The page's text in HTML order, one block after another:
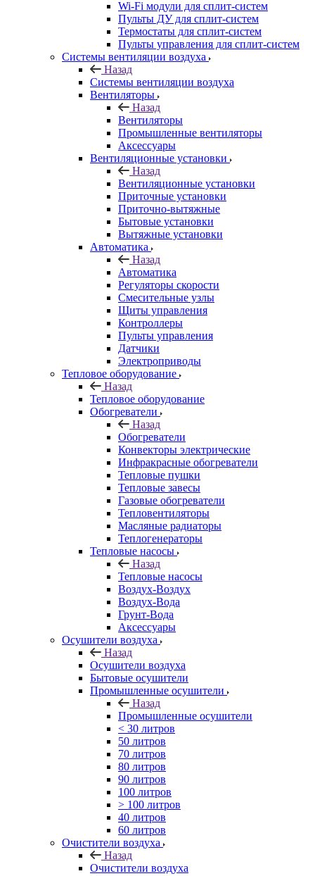
Wi-Fi модули для сплит-систем
Пульты ДУ для сплит-систем
Термостаты для сплит-систем
Пульты управления для сплит-систем
Системы вентиляции воздуха
Назад
Системы вентиляции воздуха
Вентиляторы
Назад
Вентиляторы
Промышленные вентиляторы
Аксессуары
Вентиляционные установки
Назад
Вентиляционные установки
Приточные установки
Приточно-вытяжные
Бытовые установки
Вытяжные установки
Автоматика
Назад
Автоматика
Регуляторы скорости
Смесительные узлы
Щиты управления
Контроллеры
Пульты управления
Датчики
Электроприводы
Тепловое оборудование
Назад
Тепловое оборудование
Обогреватели
Назад
Обогреватели
Конвекторы электрические
Инфракрасные обогреватели
Тепловые пушки
Тепловые завесы
Газовые обогреватели
Тепловентиляторы
Масляные радиаторы
Теплогенераторы
Тепловые насосы
Назад
Тепловые насосы
Воздух-Воздух
Воздух-Вода
Грунт-Вода
Аксессуары
Осушители воздуха
Назад
Осушители воздуха
Бытовые осушители
Промышленные осушители
Назад
Промышленные осушители
< 30 литров
50 литров
70 литров
80 литров
90 литров
100 литров
> 100 литров
40 литров
60 литров
Очистители воздуха
Назад
Очистители воздуха